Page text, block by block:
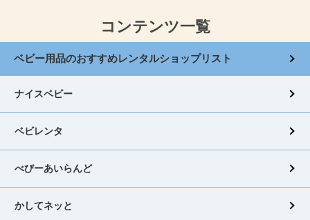
コンテンツ一覧
ベビー用品のおすすめレンタルショップリスト
ナイスベビー
ベビレンタ
べびーあいらんど
かしてネッと